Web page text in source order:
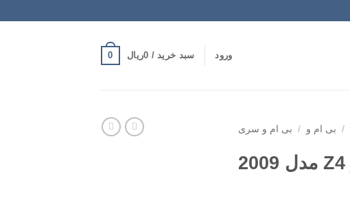
ورود سبد خرید / 0ریال 0
/ بی ام و / بی ام و سری
رینگ بی ام و Z4 مدل 2009